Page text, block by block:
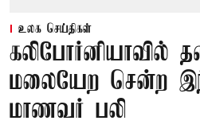
உலக செய்திகள்
கலிபோர்னியாவில்
மலையேற சென்ற
மாணவர் பலி